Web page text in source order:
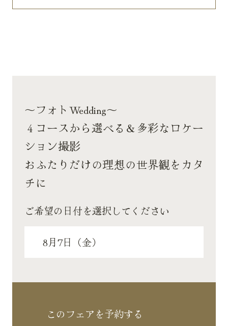
～フォトWedding～
４コースから選べる＆多彩なロケー
ション撮影
おふたりだけの理想の世界観をカタ
チに
ご希望の日付を選択してください
このフェアを予約する